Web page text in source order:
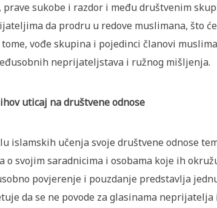
prave sukobe i razdor i među društvenim
da prodru u redove muslimana, što
tome, vođe skupina i pojedinci članovi
neprijateljstava i ružnog mišljenja.
uticaj na društvene odnose
islamskih učenja svoje društvene odnose
o svojim saradnicima i osobama koje ih
povjerenje i pouzdanje predstavlja
da se ne povode za glasinama